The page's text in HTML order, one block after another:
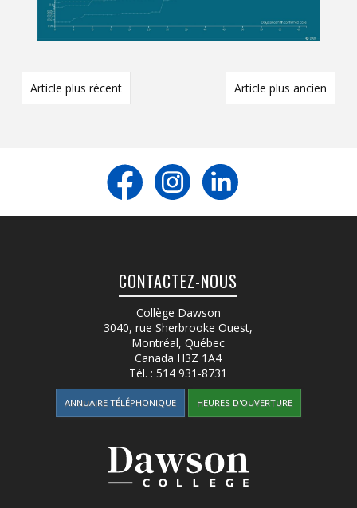
Article plus ancien
Article plus récent
CONTACTEZ-NOUS
Collège Dawson
3040, rue Sherbrooke Ouest,
Montréal, Québec
Canada H3Z 1A4
Tél. :514 931-8731
ANNUAIRE TÉLÉPHONIQUE HEURES D'OUVERTURE